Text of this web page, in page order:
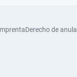
Derecho de